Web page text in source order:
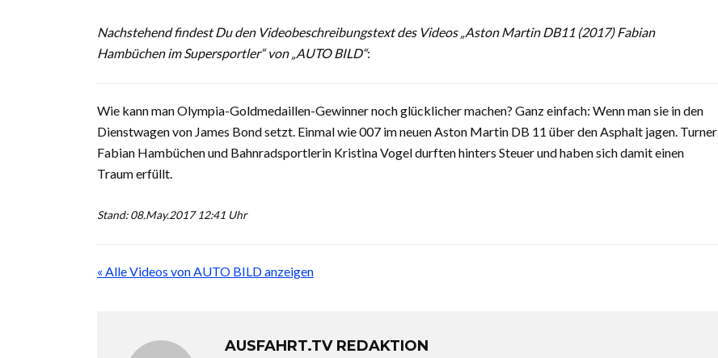
Nachstehend findest Du den Videobeschreibungstext des Videos „Aston Martin DB11 (2017) Fabian
Hambüchen im Supersportler“ von „AUTO BILD“:
Wie kann man Olympia-Goldmedaillen-Gewinner noch glücklicher machen? Ganz einfach: Wenn man sie in den
Dienstwagen von James Bond setzt. Einmal wie 007 im neuen Aston Martin DB 11 über den Asphalt jagen. Turner
Fabian Hambüchen und Bahnradsportlerin Kristina Vogel durften hinters Steuer und haben sich damit einen
Traum erfüllt.
Stand: 08.May.2017 12:41 Uhr
« Alle Videos von AUTO BILD anzeigen
AUSFAHRT.TV REDAKTION